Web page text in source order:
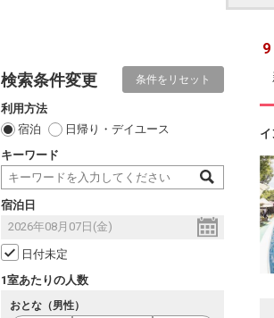
検索条件変更 条件をリセット
利用方法
宿泊
日帰り・デイユース
キーワード
宿泊日
日付未定
1室あたりの人数
おとな（男性）
9